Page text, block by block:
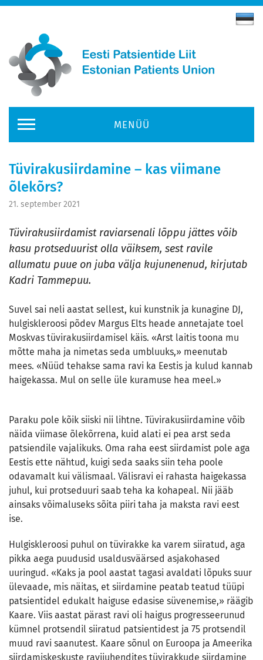
MENÜÜ
Tüvirakusiirdamine – kas viimane
õlekõrs?
21. september 2021
Tüvirakusiirdamist raviarsenali lõppu jättes võib
kasu protseduurist olla väiksem, sest ravile
allumatu puue on juba välja kujunenenud, kirjutab
Kadri Tammepuu.
Suvel sai neli aastat sellest, kui kunstnik ja kunagine DJ,
hulgiskleroosi põdev Margus Elts heade annetajate toel
Moskvas tüvirakusiirdamisel käis. «Arst laitis toona mu
mõtte maha ja nimetas seda umbluuks,» meenutab
mees. «Nüüd tehakse sama ravi ka Eestis ja kulud kannab
haigekassa. Mul on selle üle kuramuse hea meel.»
Paraku pole kõik siiski nii lihtne. Tüvirakusiirdamine võib
näida viimase õlekõrrena, kuid alati ei pea arst seda
patsiendile vajalikuks. Oma raha eest siirdamist pole aga
Eestis ette nähtud, kuigi seda saaks siin teha poole
odavamalt kui välismaal. Välisravi ei rahasta haigekassa
juhul, kui protseduuri saab teha ka kohapeal. Nii jääb
ainsaks võimaluseks sõita piiri taha ja maksta ravi eest
ise.
Hulgiskleroosi puhul on tüvirakke ka varem siiratud, aga
pikka aega puudusid usaldusväärsed asjakohased
uuringud. «Kaks ja pool aastat tagasi avaldati lõpuks suur
ülevaade, mis näitas, et siirdamine peatab teatud tüüpi
patsientidel edukalt haiguse edasise süvenemise,» räägib
Kaare. Viis aastat pärast ravi oli haigus progresseerunud
kümnel protsendil siiratud patsientidest ja 75 protsendil
muud ravi saanutest. Kaare sõnul on Euroopa ja Ameerika